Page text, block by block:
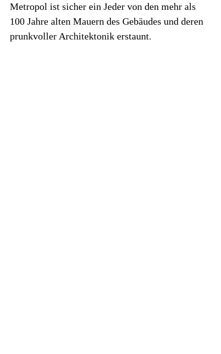
Metropol ist sicher ein Jeder von den mehr als
100 Jahre alten Mauern des Gebäudes und deren
prunkvoller Architektonik erstaunt.